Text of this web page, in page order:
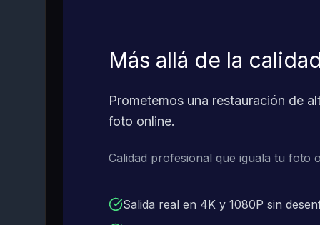
Más allá de la
Prometemos una restauración de
foto online.
Calidad profesional que iguala tu foto
Salida real en 4K y 1080P sin